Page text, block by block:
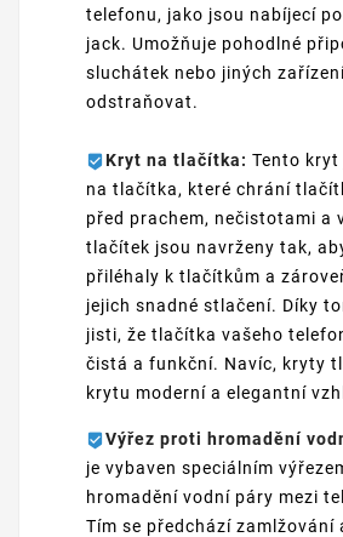
telefonu, jako jsou nabíjecí
jack. Umožňuje pohodlné
sluchátek nebo jiných
odstraňovat.
Kryt na tlačítka: Tento
na tlačítka, které chrání
před prachem, nečistotami a
tlačítek jsou navrženy tak,
přiléhaly k tlačítkům a
jejich snadné stlačení. Díky
jisti, že tlačítka vašeho
čistá a funkční. Navíc, kryty
krytu moderní a elegantní
Výřez proti hromadění
je vybaven speciálním
hromadění vodní páry mezi
Tím se předchází zamlžování